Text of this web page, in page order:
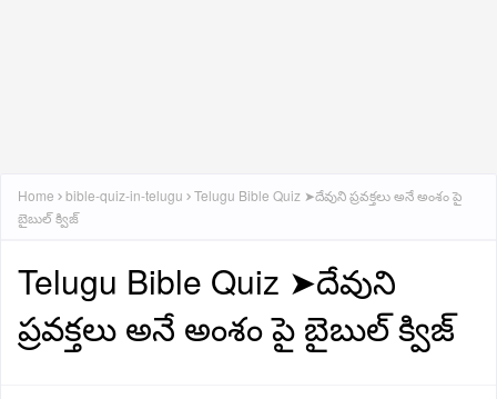
Home bible-quiz-in-telugu
Telugu Bible Quiz ➤దేవుని ప్రవక్తలు అనే అంశం పై
బైబుల్ క్విజ్
Telugu Bible Quiz ➤దేవుని
ప్రవక్తలు అనే అంశం పై బైబుల్ క్విజ్